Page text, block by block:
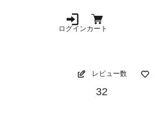
ログインカート
レビュー数
32